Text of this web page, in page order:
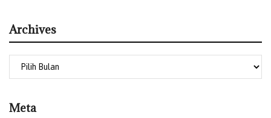
Archives
Meta